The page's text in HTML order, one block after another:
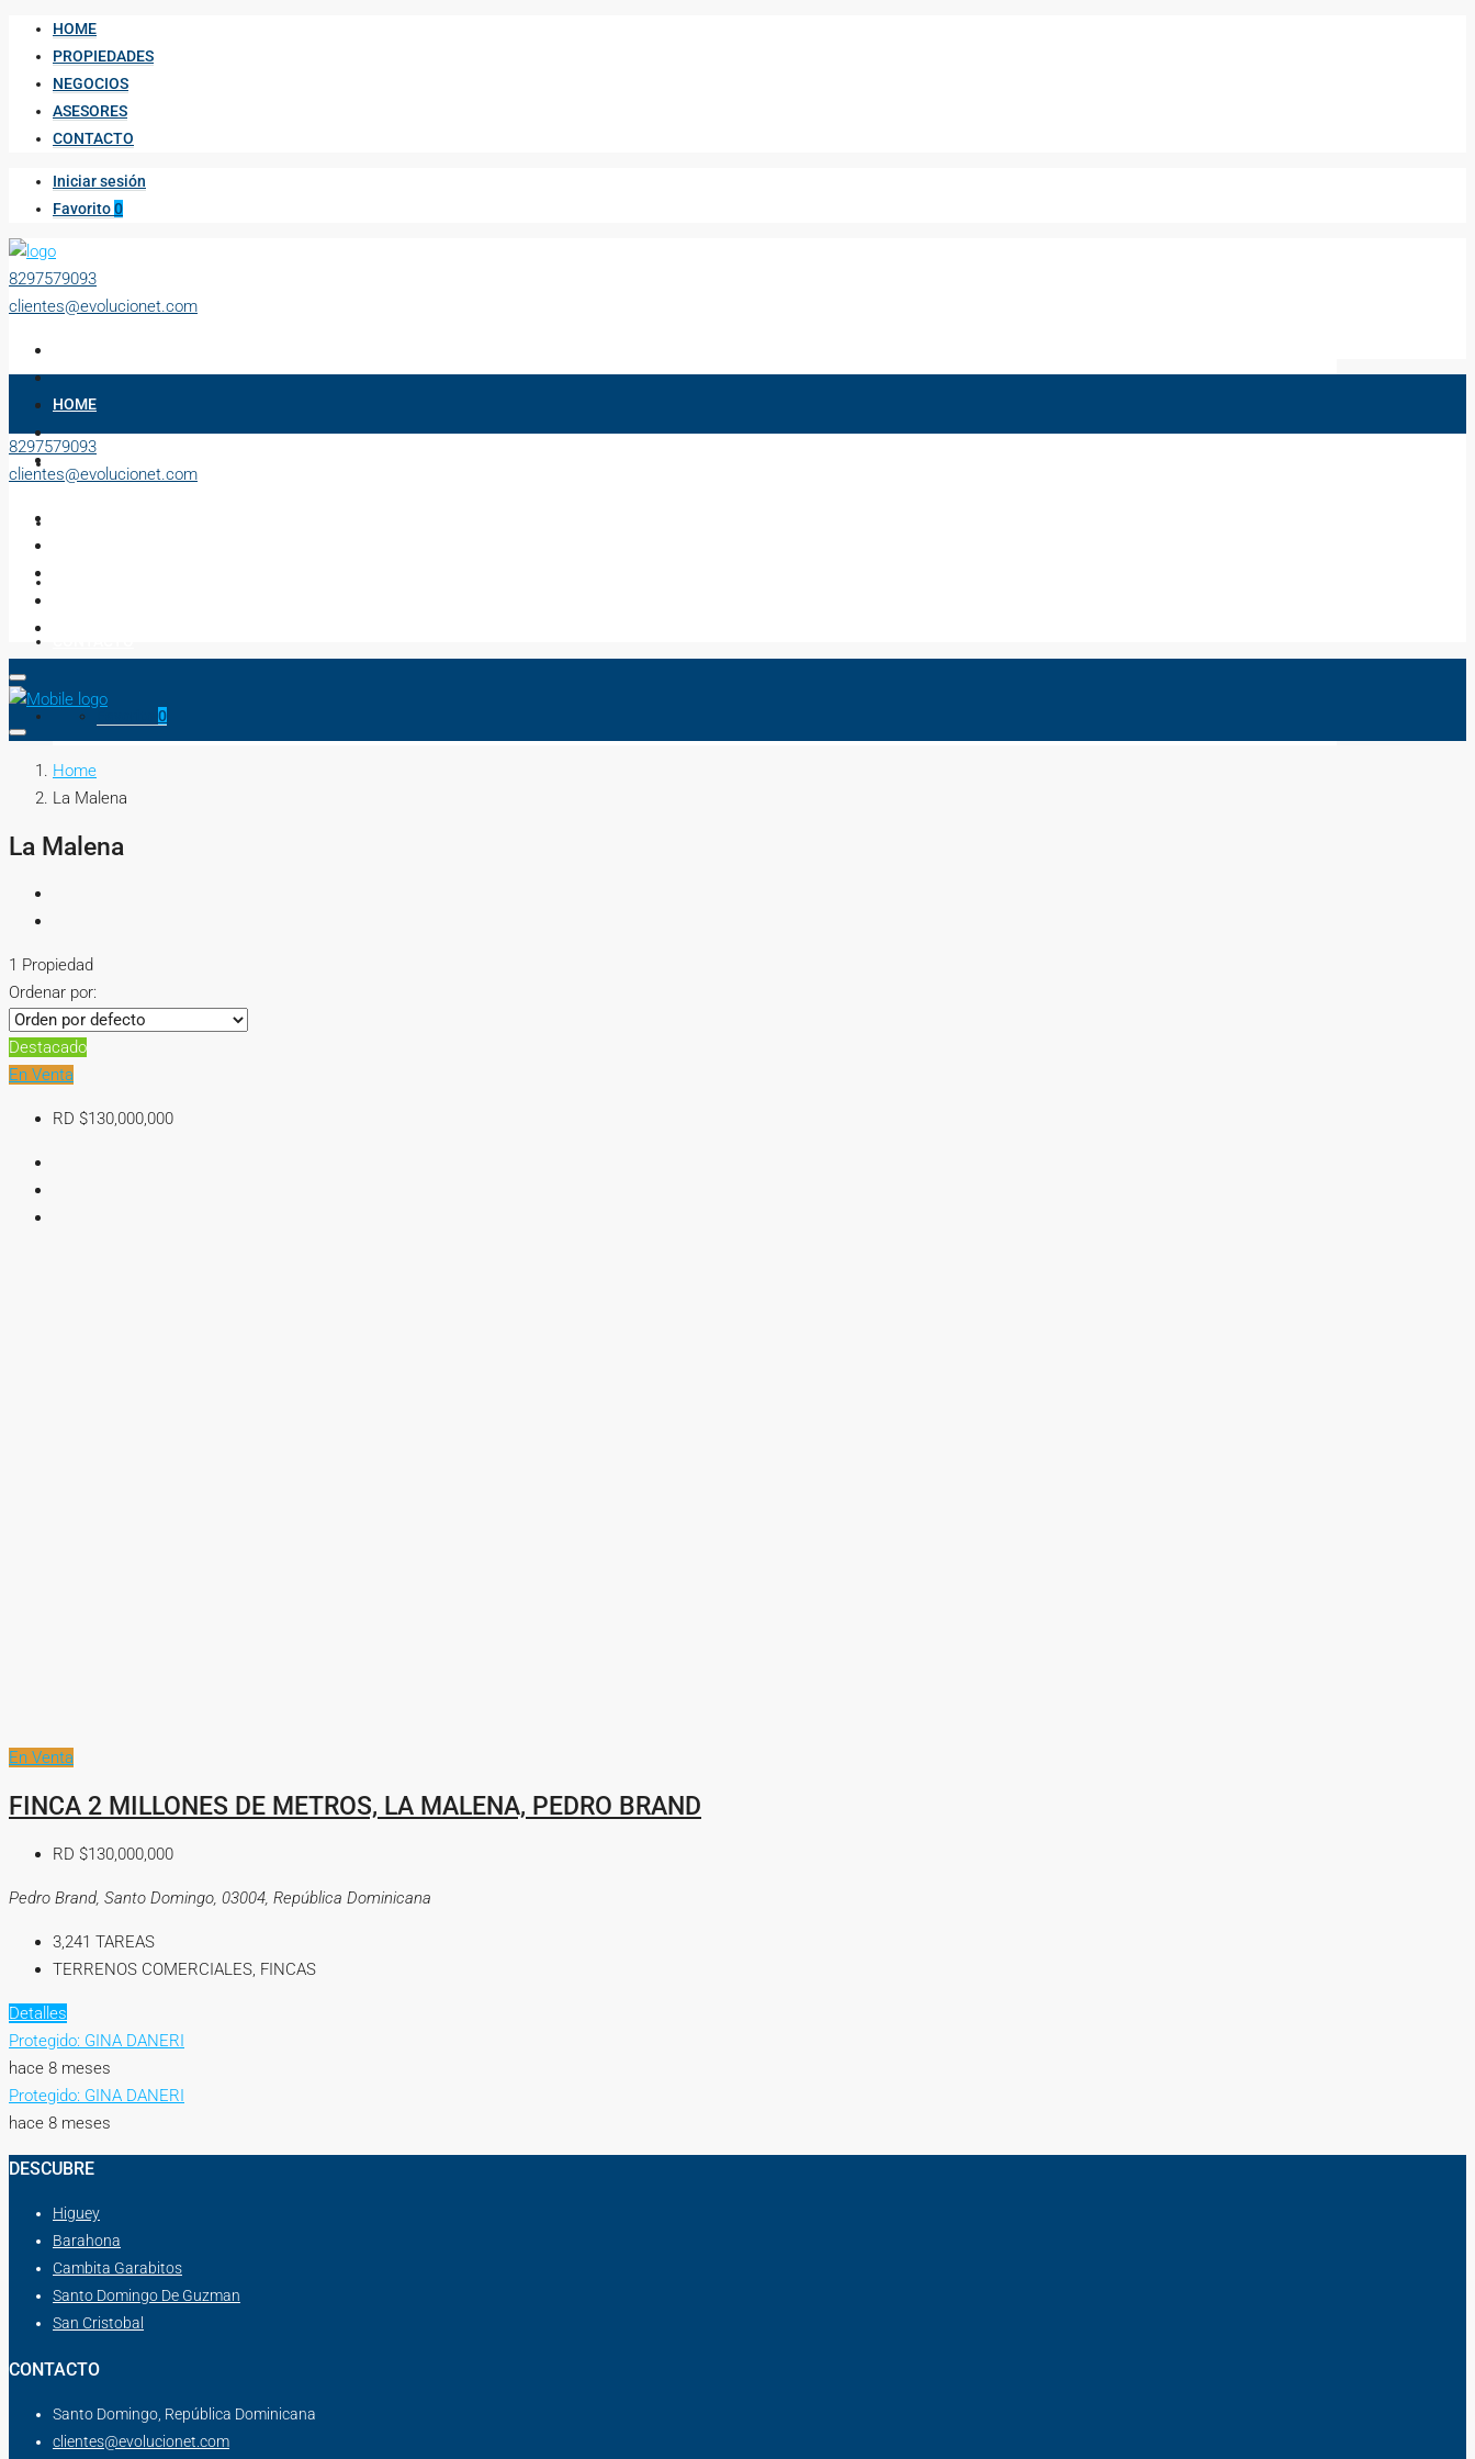
HOME
PROPIEDADES
NEGOCIOS
ASESORES
CONTACTO
Iniciar sesión
Favorito0
8297579093
clientes@evolucionet.com
HOME
PROPIEDADES
0
8297579093
clientes@evolucionet.com
Home
La Malena
La Malena
1 Propiedad
Ordenar por:
Destacado
En Venta
RD $130,000,000
En Venta
FINCA 2 MILLONES DE METROS, LA MALENA, PEDRO BRAND
RD $130,000,000
Pedro Brand, Santo Domingo, 03004, República Dominicana
3,241 TAREAS
TERRENOS COMERCIALES, FINCAS
Detalles
Protegido: GINA DANERI
hace 8 meses
Protegido: GINA DANERI
hace 8 meses
DESCUBRE
Higuey
Barahona
Cambita Garabitos
Santo Domingo De Guzman
San Cristobal
CONTACTO
Santo Domingo, República Dominicana
clientes@evolucionet.com